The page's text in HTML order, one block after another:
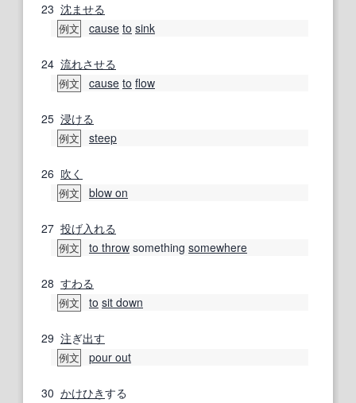
23 沈ませる
例文 cause to sink
24 流れさせる
例文 cause to flow
25 浸ける
例文 steep
26 吹く
例文 blow on
27 投げ入れる
例文 to throw something somewhere
28 すわる
例文 to sit down
29 注ぎ出す
例文 pour out
30 かけひきする